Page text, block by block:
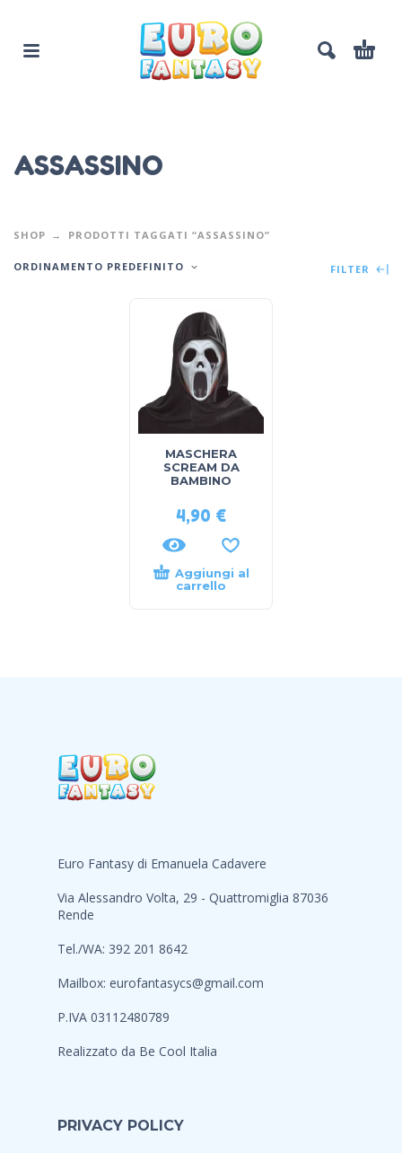
ASSASSINO
SHOP PRODOTTI TAGGATI “ASSASSINO”
ORDINAMENTO PREDEFINITO FILTER
MASCHERA
SCREAM DA
BAMBINO
4,90 €
Aggiungi al
carrello
Euro Fantasy di Emanuela Cadavere
Via Alessandro Volta, 29 - Quattromiglia 87036
Rende
Tel./WA: 392 201 8642
Mailbox: eurofantasycs@gmail.com
P.IVA 03112480789
Realizzato da Be Cool Italia
PRIVACY POLICY